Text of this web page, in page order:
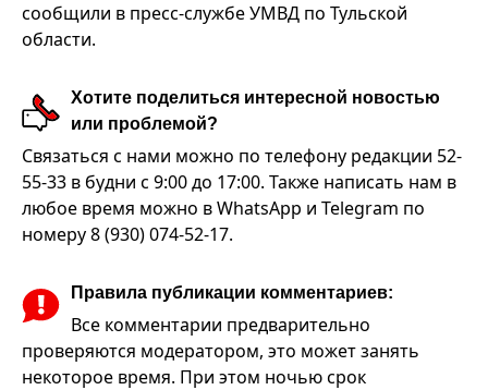
сообщили в пресс-службе УМВД по Тульской
области.
Хотите поделиться интересной новостью
или проблемой?
Связаться с нами можно по телефону редакции 52-
55-33 в будни с 9:00 до 17:00. Также написать нам в
любое время можно в WhatsApp и Telegram по
номеру 8 (930) 074-52-17.
Правила публикации комментариев:
Все комментарии предварительно
проверяются модератором, это может занять
некоторое время. При этом ночью срок